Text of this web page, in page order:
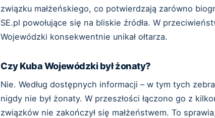
związku małżeńskiego, co potwierdzają zarówno
SE.pl powołujące się na bliskie źródła. W
Wojewódzki konsekwentnie unikał ołtarza.
Czy Kuba Wojewódzki był żonaty?
Nie. Według dostępnych informacji – w tym tych
nigdy nie był żonaty. W przeszłości łączono go z
związków nie zakończył się małżeństwem. To